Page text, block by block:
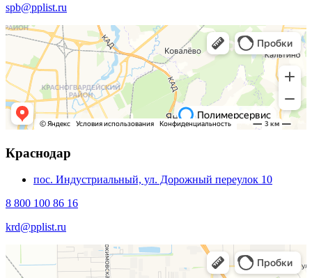
spb@pplist.ru
Краснодар
пос. Индустриальный, ул. Дорожный переулок 10
8 800 100 86 16
krd@pplist.ru